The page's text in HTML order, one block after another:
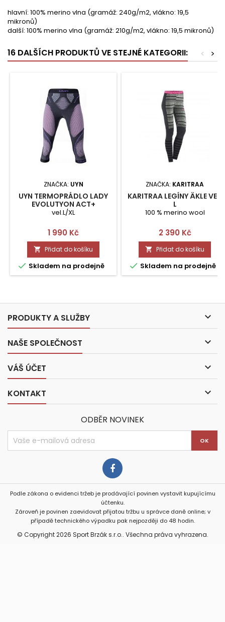
hlavní: 100% merino vlna (gramáž: 240g/m2, vlákno: 19,5
mikronů)
další: 100% merino vlna (gramáž: 210g/m2, vlákno: 19,5 mikronů)
16 DALŠÍCH PRODUKTŮ VE STEJNÉ KATEGORII: >
<
ZNAČKA: UYN
UYN TERMOPRÁDLO LADY
EVOLUTYON ACT+
PANTS3/4 VEL.L/XL
vel.L/XL
Cena
1 990 Kč
 Přidat do košíku
 Skladem na prodejně
ZNAČKA: KARITRAA
KARITRAA LEGÍNY ÄKLE VEL.
L
100 % merino wool
Cena
2 390 Kč
 Přidat do košíku
 Skladem na prodejně
PRODUKTY A SLUŽBY 
NAŠE SPOLEČNOST 
VÁŠ ÚČET 
KONTAKT 
ODBĚR NOVINEK
Podle zákona o evidenci tržeb je prodávající povinen vystavit kupujícímu
účtenku.
Zároveň je povinen zaevidovat přijatou tržbu u správce daně online; v
případě technického výpadku pak nejpozději do 48 hodin.
© Copyright 2026 Sport Brzák s.r.o.. Všechna práva vyhrazena.